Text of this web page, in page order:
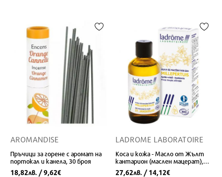
AROMANDISE
Пръчици за горене с аромат на
портокал и канела, 30 броя
18,82лв. / 9,62€
LADROME LABORATOIRE
Коса и кожа - Масло от Жълт
кантарион (маслен мацерат),
БИО, 100 ml
27,62лв. / 14,12€